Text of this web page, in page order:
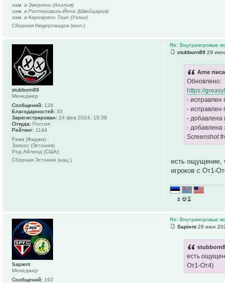
зам. в Эвертон (Англия)
зам. в Рапперсвиль-Йона (Швейцария)
зам. в Карнарвон Таун (Уэльс)
Сборная Нидерландов (мол.)
Re: Внутриигровые
stubborn89 29
Arne
Обновлено:
https://
- исправлен
- исправлен
- добавлена
- добавлена
Screenshot
есть ощущение,
игроков с От1-
🌷💀⏳
stubborn89
Менеджер
Сообщений: 126
Благодарностей: 33
Зарегистрирован: 24 фев 2024, 15:38
Откуда: Россия
Рейтинг: 1144
Рева (Фиджи)
Запоос (Эстония)
Род Айленд (США)
Сборная Эстонии (нац.)
Re: Внутриигровые
Sapient29 июн
есть
От1-От4)
Sapient
Менеджер
Сообщений: 192